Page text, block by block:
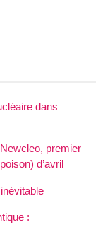
dans
premier
d’avril
: